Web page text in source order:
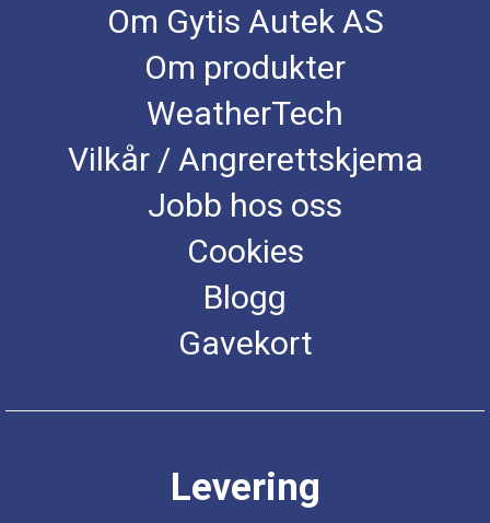
Om Gytis Autek AS
Om produkter
WeatherTech
Vilkår / Angrerettskjema
Jobb hos oss
Cookies
Blogg
Gavekort
Levering